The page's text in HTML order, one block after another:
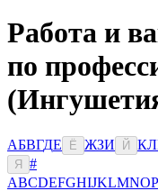
Работа и
по
АБВГДЕ Ё ЖЗИ Й КЛ
Я
#
ABCDEFGHIJKLMNOP